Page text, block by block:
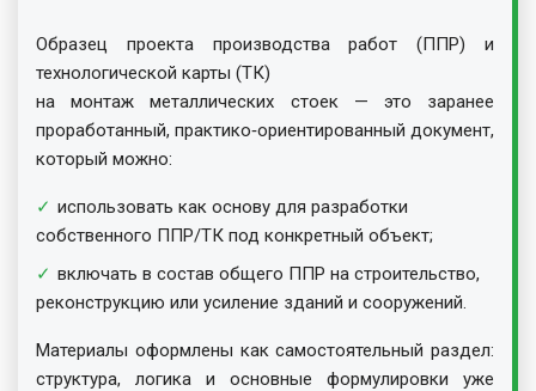
Образец проекта производства работ (ППР) и
технологической карты (ТК)
на монтаж металлических стоек — это заранее
проработанный, практико‑ориентированный документ,
который можно:
использовать как основу для разработки
собственного ППР/ТК под конкретный объект;
включать в состав общего ППР на строительство,
реконструкцию или усиление зданий и сооружений.
Материалы оформлены как самостоятельный раздел:
структура, логика и основные формулировки уже